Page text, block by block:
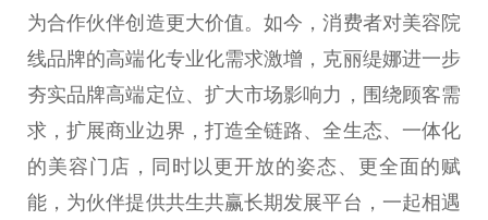
为合作伙伴创造更大价值。如今，消费者对美容院
线品牌的高端化专业化需求激增，克丽缇娜进一步
夯实品牌高端定位、扩大市场影响力，围绕顾客需
求，扩展商业边界，打造全链路、全生态、一体化
的美容门店，同时以更开放的姿态、更全面的赋
能，为伙伴提供共生共赢长期发展平台 ，一起相遇